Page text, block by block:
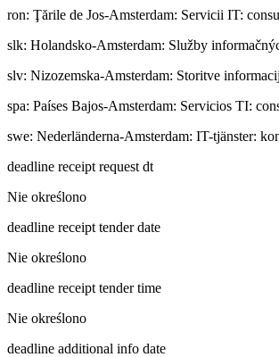
ron: Ţările de Jos-Amsterdam: Servicii IT:
slk: Holandsko-Amsterdam: Služby
slv: Nizozemska-Amsterdam: Storitve
spa: Países Bajos-Amsterdam: Servicios TI:
swe: Nederländerna-Amsterdam: IT-tjänster:
deadline receipt request dt
Nie określono
deadline receipt tender date
Nie określono
deadline receipt tender time
Nie określono
deadline additional info date